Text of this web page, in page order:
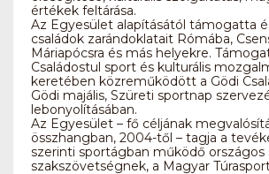
értékek feltárása.
Az Egyesület alapításától támogatta
családok zarándoklatait Rómába,
Máriapócsra és más helyekre.
Családostul sport és kulturális
keretében közreműködött a Gödi
Gödi majális, Szüreti sportnap
lebonyolításában.
Az Egyesület – fő céljának
összhangban, 2004-től – tagja a
szerinti sportágban működő országos
szakszövetségnek, a Magyar